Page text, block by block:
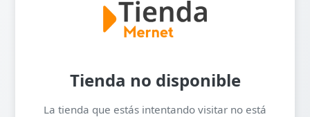
Tienda no disponible
La tienda que estás intentando visitar no está